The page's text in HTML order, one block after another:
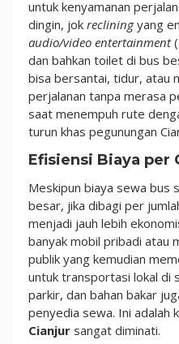
untuk kenyamanan
dingin, jok recliningyang
audio/video entertainment
dan bahkan toilet di bus
bisa bersantai, tidur, atau
perjalanan tanpa merasa
saat menempuh rute
turun khas pegunungan
Efisiensi Biaya per
Meskipun biaya sewa bus
besar, jika dibagi per
menjadi jauh lebih
banyak mobil pribadi atau
publik yang kemudian
untuk transportasi lokal di
parkir, dan bahan bakar
penyedia sewa. Ini adalah
Cianjur sangat diminati.